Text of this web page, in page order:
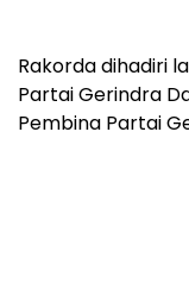
Rakorda dihadiri
Partai Gerindra
Pembina Partai